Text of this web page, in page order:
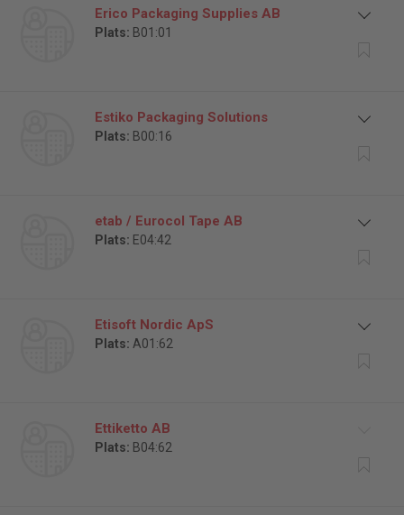
Erico Packaging Supplies AB
Plats: B01:01
Estiko Packaging Solutions
Plats: B00:16
etab / Eurocol Tape AB
Plats: E04:42
Etisoft Nordic ApS
Plats: A01:62
Ettiketto AB
Plats: B04:62